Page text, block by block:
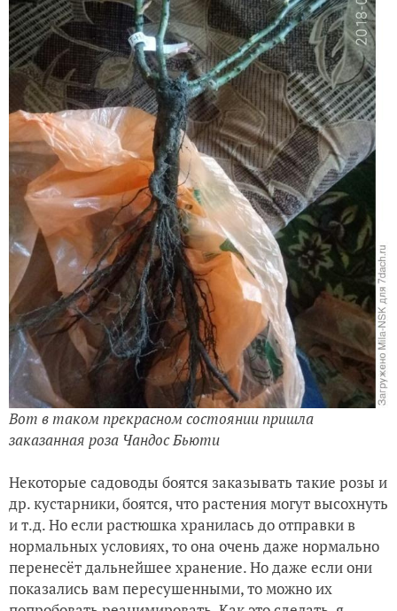
Вот в таком прекрасном состоянии пришла
заказанная роза Чандос Бьюти
Некоторые садоводы боятся заказывать такие розы и
др. кустарники, боятся, что растения могут высохнуть
и т.д. Но если растюшка хранилась до отправки в
нормальных условиях, то она очень даже нормально
перенесёт дальнейшее хранение. Но даже если они
показались вам пересушенными, то можно их